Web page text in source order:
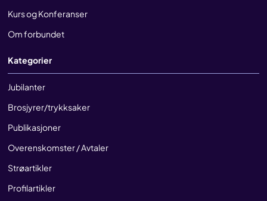
Kurs og Konferanser
Om forbundet
Kategorier
Jubilanter
Brosjyrer/trykksaker
Publikasjoner
Overenskomster / Avtaler
Strøartikler
Profilartikler